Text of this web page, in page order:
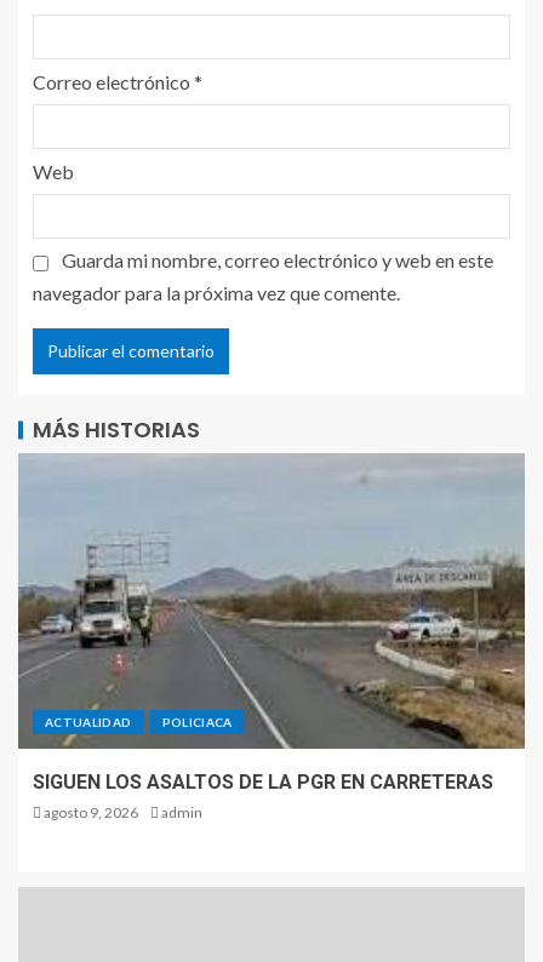
Correo electrónico *
Web
Guarda mi nombre, correo electrónico y web en este
navegador para la próxima vez que comente.
MÁS HISTORIAS
ACTUALIDAD POLICIACA
SIGUEN LOS ASALTOS DE LA PGR EN CARRETERAS
agosto 9, 2026 admin